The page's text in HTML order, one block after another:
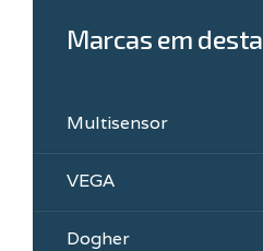
Marcas em
Multisensor
VEGA
Dogher